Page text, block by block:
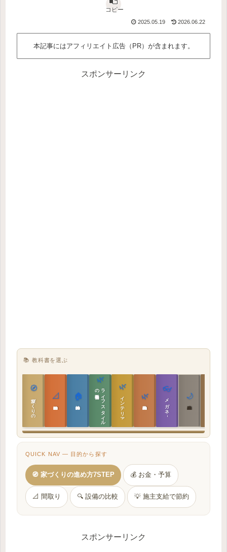
コピー
2025.05.19 2026.06.22
本記事にはアフィリエイト広告（PR）が含まれます。
スポンサーリンク
📚 教科書を選ぶ
🧭
家づくりの教科書 📐
実施設計の教科書
🏠
性能設計の教科書
🌿
ラ
イ
フ
ス
タ
イ
ル
の
教科書 🌿
インテリア設計 🌿
敷地設計の教科書
👓
メガネ｜転職 🌙
建築思想の教科書
QUICK NAV — 目的から探す
🧭 家づくりの進め方7STEP 💰 お金・予算
📐 間取り 🔍 設備の比較 💡 施主支給で節約
スポンサーリンク